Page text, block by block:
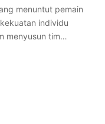
menuntut pemain
individu
menyusun tim…